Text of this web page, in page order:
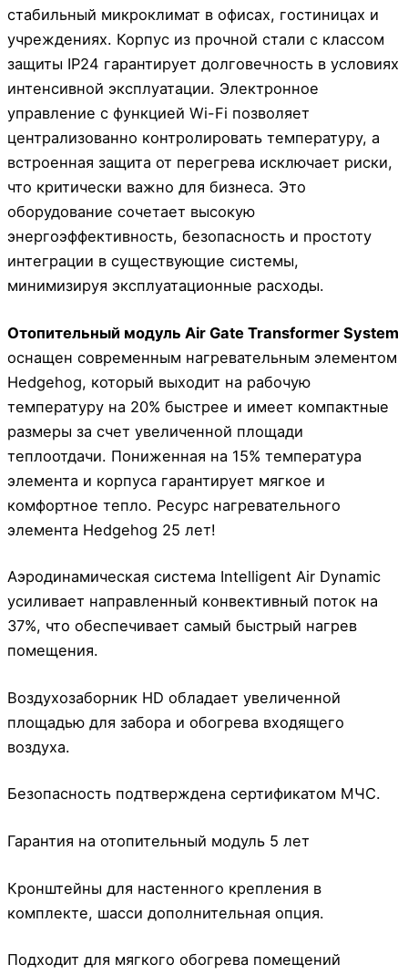
стабильный микроклимат в офисах, гостиницах и
учреждениях. Корпус из прочной стали с классом
защиты IP24 гарантирует долговечность в условиях
интенсивной эксплуатации. Электронное
управление с функцией Wi-Fi позволяет
централизованно контролировать температуру, а
встроенная защита от перегрева исключает риски,
что критически важно для бизнеса. Это
оборудование сочетает высокую
энергоэффективность, безопасность и простоту
интеграции в существующие системы,
минимизируя эксплуатационные расходы.
Отопительный модуль Air Gate Transformer System
оснащен современным нагревательным элементом
Hedgehog, который выходит на рабочую
температуру на 20% быстрее и имеет компактные
размеры за счет увеличенной площади
теплоотдачи. Пониженная на 15% температура
элемента и корпуса гарантирует мягкое и
комфортное тепло. Ресурс нагревательного
элемента Hedgehog 25 лет!
Аэродинамическая система Intelligent Air Dynamic
усиливает направленный конвективный поток на
37%, что обеспечивает самый быстрый нагрев
помещения.
Воздухозаборник HD обладает увеличенной
площадью для забора и обогрева входящего
воздуха.
Безопасность подтверждена сертификатом МЧС.
Гарантия на отопительный модуль 5 лет
Кронштейны для настенного крепления в
комплекте, шасси дополнительная опция.
Подходит для мягкого обогрева помещений